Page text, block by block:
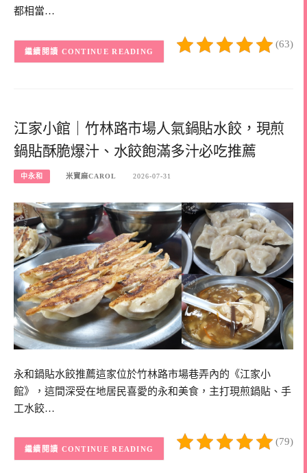
都相當…
(63)
CONTINUE READING
江家小館｜竹林路市場人氣鍋貼水餃，現煎
鍋貼酥脆爆汁、水餃飽滿多汁必吃推薦
中永和 米寶麻CAROL 2026-07-31
永和鍋貼水餃推薦這家位於竹林路市場巷弄內的《江家小
館》，這間深受在地居民喜愛的永和美食，主打現煎鍋貼、手
工水餃…
(79)
CONTINUE READING